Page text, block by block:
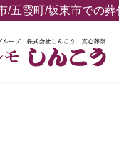
/五霞町/坂東市での